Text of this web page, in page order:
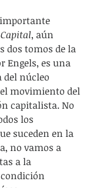
importante
, aún
dos tomos de la
Engels, es una
del núcleo
movimiento del
capitalista. No
los
suceden en la
no vamos a
a la